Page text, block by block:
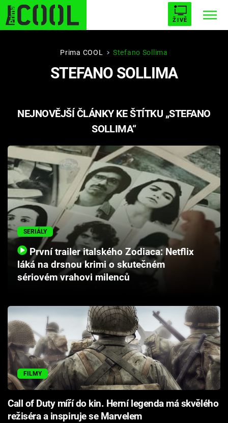
ŽIVĚ
STARHOUSE BUFFY, PŘEMOŽITELKA UPÍRŮ
PLNEJ KOTEL AVENGERS 5
Filmy
Seriály
Hry
Cool Esport
Pořady
Sledujte prima+
Přihlášení
Sledujte nás
Prima COOL Stefano Sollima
STEFANO SOLLIMA
NEJNOVĚJŠÍ ČLÁNKY KE ŠTÍTKU „STEFANO
SOLLIMA“
SERIÁLY
První trailer italského Zodiaca: Netflix
láká na drsnou krimi o skutečném
sériovém vrahovi milenců
FILMY
Call of Duty míří do kin. Herní legenda má skvělého
režiséra a inspiruje se Marvelem